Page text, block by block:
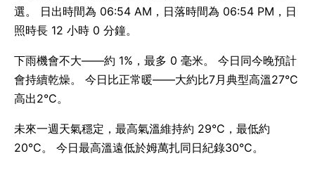
選。 日出時間為 06:54 AM，日落時間為 06:54 PM，日
照時長 12 小時 0 分鐘。
下雨機會不大——約 1%，最多 0 毫米。 今日同今晚預計
會持續乾燥。 今日比正常暖——大約比7月典型高溫27°C
高出2°C。
未來一週天氣穩定，最高氣溫維持約 29°C，最低約
20°C。 今日最高溫遠低於姆萬扎同日紀錄30°C。